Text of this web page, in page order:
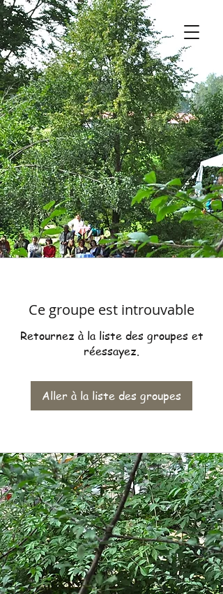
Ce groupe est introuvable
Retournez à la liste des groupes et
réessayez.
Aller à la liste des groupes